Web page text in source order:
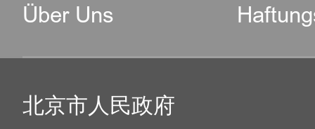
Über Uns
北京市人民政府